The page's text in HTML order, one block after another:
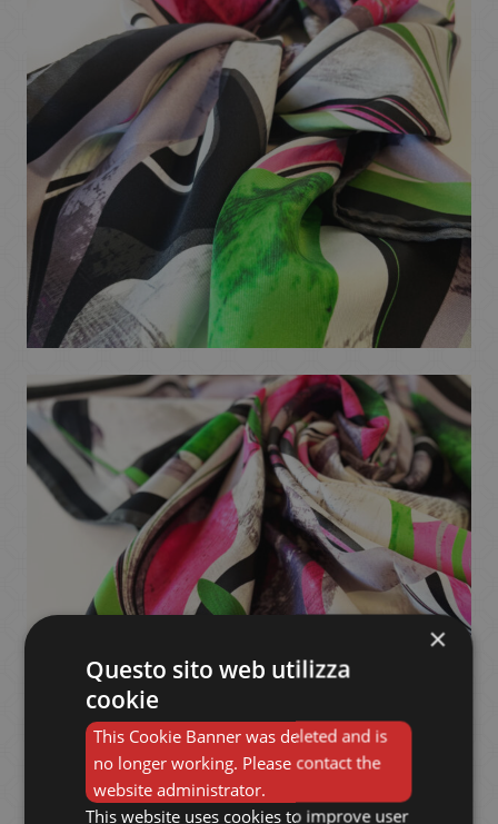
×
Questo sito web utilizza
cookie
This Cookie Banner was deleted and is
no longer working. Please contact the
website administrator.
This website uses cookies to improve user